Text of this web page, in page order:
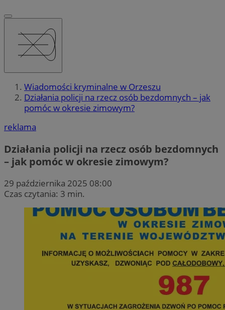
Wiadomości kryminalne w Orzeszu
Działania policji na rzecz osób bezdomnych – jak
pomóc w okresie zimowym?
reklama
Działania policji na rzecz osób bezdomnych
– jak pomóc w okresie zimowym?
29 października 2025 08:00
Czas czytania: 3 min.